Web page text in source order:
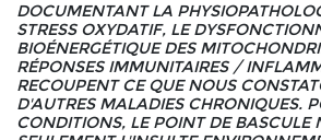
DOCUMENTANT LA
STRESS OXYDATIF, LE
BIOÉNERGÉTIQUE DES
RÉPONSES IMMUNITAIRES /
RECOUPENT CE QUE NOUS
D'AUTRES MALADIES CHRONIQUES.
CONDITIONS, LE POINT DE BASCULE